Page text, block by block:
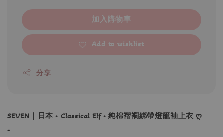
加入購物車
Add to wishlist
分享
SEVEN｜日本 • Classical Elf • 純棉褶襉綁帶燈籠袖上衣 ღ
-